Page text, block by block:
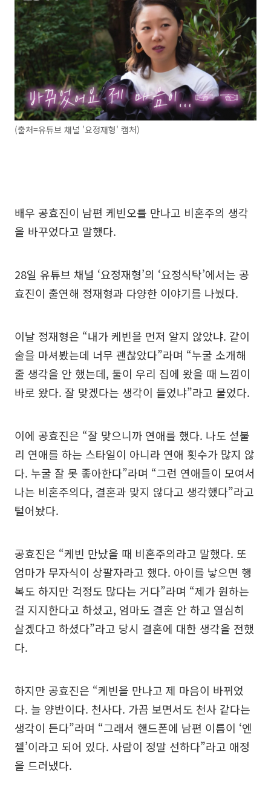
(출처=유튜브 채널 '요정재형' 캡처)
배우 공효진이 남편 케빈오를 만나고 비혼주의 생각
을 바꾸었다고 말했다.
28일 유튜브 채널 ‘요정재형’의 ‘요정식탁’에서는 공
효진이 출연해 정재형과 다양한 이야기를 나눴다.
이날 정재형은 “내가 케빈을 먼저 알지 않았냐. 같이
술을 마셔봤는데 너무 괜찮았다”라며 “누굴 소개해
줄 생각을 안 했는데, 둘이 우리 집에 왔을 때 느낌이
바로 왔다. 잘 맞겠다는 생각이 들었냐”라고 물었다.
이에 공효진은 “잘 맞으니까 연애를 했다. 나도 섣불
리 연애를 하는 스타일이 아니라 연애 횟수가 많지 않
다. 누굴 잘 못 좋아한다”라며 “그런 연애들이 모여서
나는 비혼주의다, 결혼과 맞지 않다고 생각했다”라고
털어놨다.
공효진은 “케빈 만났을 때 비혼주의라고 말했다. 또
엄마가 무자식이 상팔자라고 했다. 아이를 낳으면 행
복도 하지만 걱정도 많다는 거다”라며 “제가 원하는
걸 지지한다고 하셨고, 엄마도 결혼 안 하고 열심히
살겠다고 하셨다”라고 당시 결혼에 대한 생각을 전했
다.
하지만 공효진은 “케빈을 만나고 제 마음이 바뀌었
다. 늘 양반이다. 천사다. 가끔 보면서도 천사 같다는
생각이 든다”라며 “그래서 핸드폰에 남편 이름이 ‘엔
젤’이라고 되어 있다. 사람이 정말 선하다”라고 애정
을 드러냈다.